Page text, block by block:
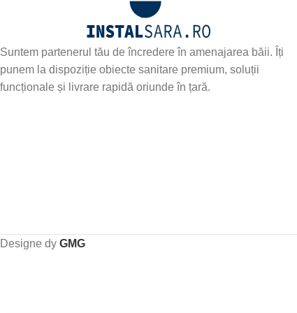
Suntem partenerul tău de încredere în amenajarea băii. Îți
punem la dispoziție obiecte sanitare premium, soluții
funcționale și livrare rapidă oriunde în țară.
Designe dy GMG